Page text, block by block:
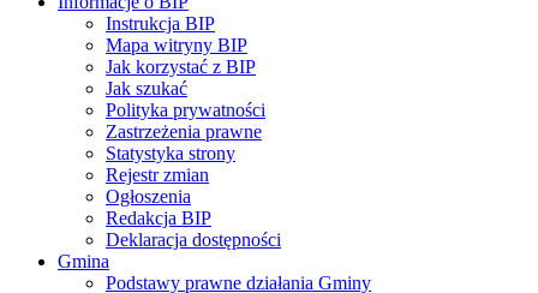
Instrukcja BIP
Mapa witryny BIP
Jak korzystać z BIP
Jak szukać
Polityka prywatności
Zastrzeżenia prawne
Statystyka strony
Rejestr zmian
Ogłoszenia
Redakcja BIP
Deklaracja dostępności
Gmina
Podstawy prawne działania Gminy